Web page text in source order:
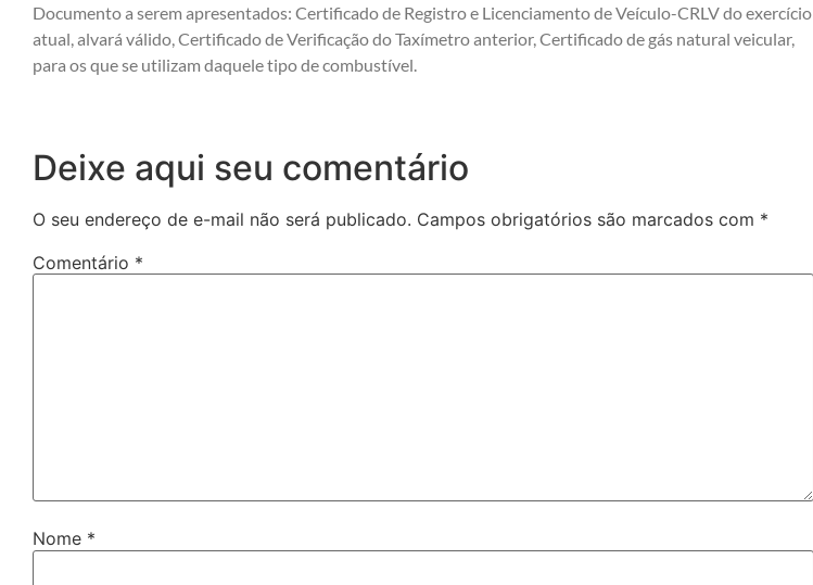
Documento a serem apresentados: Certificado de Registro e Licenciamento de Veículo-CRLV do exercício
atual, alvará válido, Certificado de Verificação do Taxímetro anterior, Certificado de gás natural veicular,
para os que se utilizam daquele tipo de combustível.
Deixe aqui seu comentário
O seu endereço de e-mail não será publicado. Campos obrigatórios são marcados com *
Comentário *
Nome *